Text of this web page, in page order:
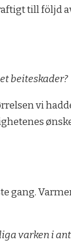
till följd
beiteskader?
vi
gang.
varken i